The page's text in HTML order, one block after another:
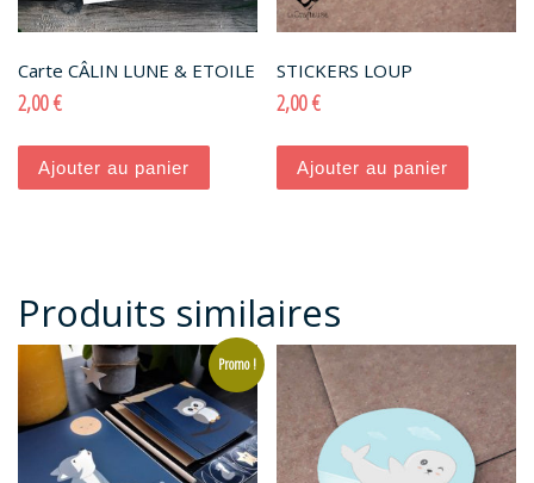
Carte CÂLIN LUNE & ETOILE
2,00€
Ajouter au panier
STICKERS LOUP
2,00€
Ajouter au panier
Produits similaires
Promo !